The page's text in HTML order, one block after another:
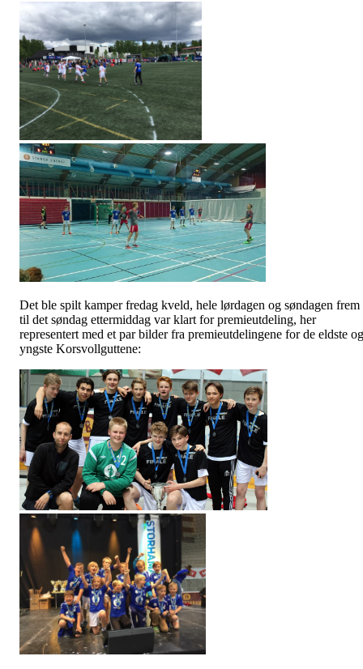
Det ble spilt kamper fredag kveld, hele lørdagen og søndagen frem
til det søndag ettermiddag var klart for premieutdeling, her
representert med et par bilder fra premieutdelingene for de eldste og
yngste Korsvollguttene: